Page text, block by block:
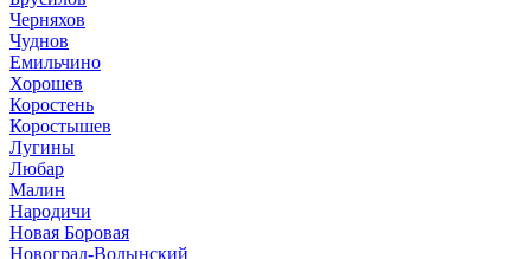
Черняхов
Чуднов
Емильчино
Хорошев
Коростень
Коростышев
Лугины
Любар
Малин
Народичи
Новая Боровая
Новоград-Волынский